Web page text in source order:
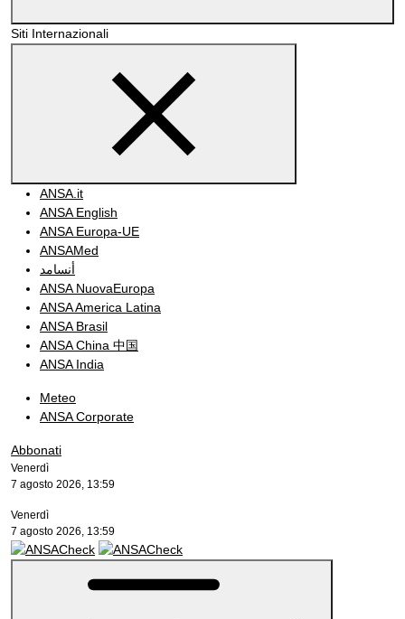
Siti Internazionali
ANSA.it
ANSA English
ANSA Europa-UE
ANSAMed
أنسامد
ANSA NuovaEuropa
ANSA America Latina
ANSA Brasil
ANSA China 中国
ANSA India
Meteo
ANSA Corporate
Abbonati
Venerdì
7 agosto 2026, 13:59
Venerdì
7 agosto 2026, 13:59